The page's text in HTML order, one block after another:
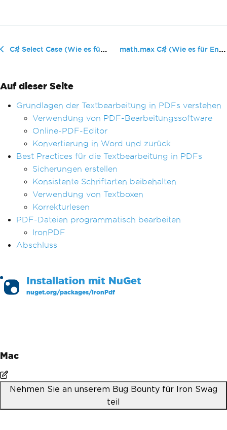
C# Select Case (Wie es für Entwickler funktioniert) math.max C# (Wie es für Entwickler...
Auf dieser Seite
Grundlagen der Textbearbeitung in PDFs verstehen
Verwendung von PDF-Bearbeitungssoftware
Online-PDF-Editor
Konvertierung in Word und zurück
Best Practices für die Textbearbeitung in PDFs
Sicherungen erstellen
Konsistente Schriftarten beibehalten
Verwendung von Textboxen
Korrekturlesen
PDF-Dateien programmatisch bearbeiten
IronPDF
Abschluss
Installation mit NuGet
nuget.org/packages/IronPdf
Mac
Nehmen Sie an unserem Bug Bounty für Iron Swag
teil